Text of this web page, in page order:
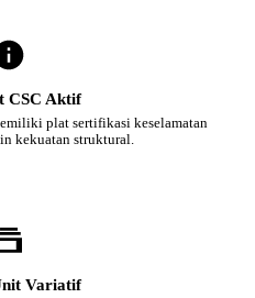
CSC Aktif
plat sertifikasi keselamatan
kekuatan struktural.
Variatif